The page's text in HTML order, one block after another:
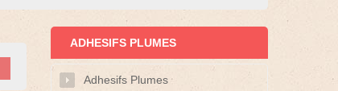
ADHESIFS PLUMES
Adhesifs Plumes